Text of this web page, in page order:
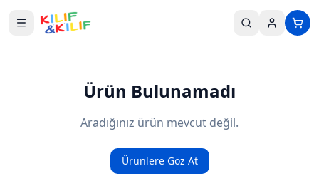
Ürün Bulunamadı
Aradığınız ürün mevcut değil.
Ürünlere Göz At